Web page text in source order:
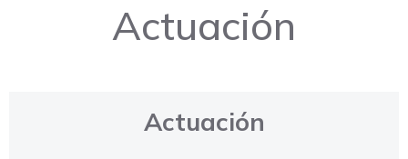
Actuación
Actuación